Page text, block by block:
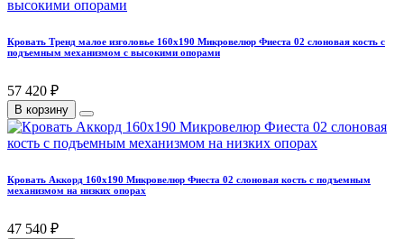
Кровать Тренд малое изголовье 160х190 Микровелюр Фиеста 02 слоновая кость с
подъемным механизмом с высокими опорами
57 420 ₽
В корзину
Кровать Аккорд 160х190 Микровелюр Фиеста 02 слоновая кость с подъемным
механизмом на низких опорах
47 540 ₽